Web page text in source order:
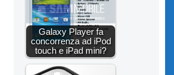
Galaxy Player fa
concorrenza ad iPod
touch e iPad mini?